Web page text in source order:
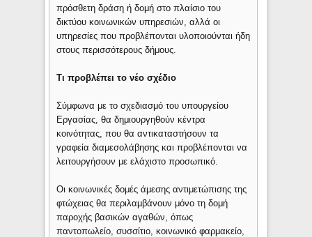
πρόσθετη δράση ή δομή στο πλαίσιο του
δικτύου κοινωνικών υπηρεσιών, αλλά οι
υπηρεσίες που προβλέπονται υλοποιούνται ήδη
στους περισσότερους δήμους.
Τι προβλέπει το νέο σχέδιο
Σύμφωνα με το σχεδιασμό του υπουργείου
Εργασίας, θα δημιουργηθούν κέντρα
κοινότητας, που θα αντικαταστήσουν τα
γραφεία διαμεσολάβησης και προβλέπονται να
λειτουργήσουν με ελάχιστο προσωπικό.
Οι κοινωνικές δομές άμεσης αντιμετώπισης της
φτώχειας θα περιλαμβάνουν μόνο τη δομή
παροχής βασικών αγαθών, όπως
παντοπωλείο, συσσίτιο, κοινωνικό φαρμακείο,